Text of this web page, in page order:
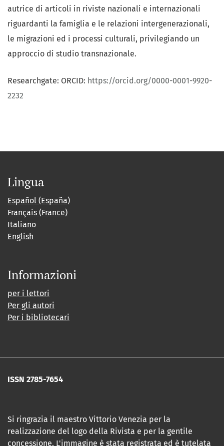
autrice di articoli in riviste nazionali e internazionali
riguardanti la famiglia e le relazioni intergenerazionali,
le migrazioni ed i processi culturali, privilegiando un
approccio di studio transnazionale.
Researchgate: ORCID: https://orcid.org/0000-0001-9920-
2232
Lingua
Español (España)
Français (France)
Italiano
English
Informazioni
per i lettori
Per gli autori
Per i bibliotecari
ISSN 2785-7654
Si ringrazia il maestro Vittorio Venezia per la
realizzazione del logo della Rivista e per la gentile
concessione. L'immagine è stata registrata ed è tutelata